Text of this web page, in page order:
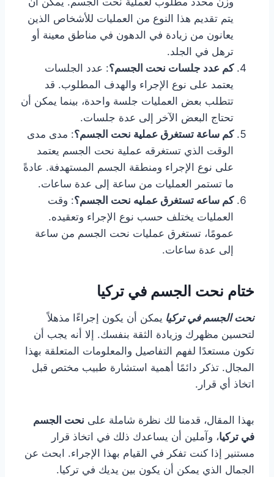
يتم تقديم هذا النوع من العمليات للأشخاص الذين
يعانون من زيادة في الدهون في مناطق معينة أو
ترهل في الجلد.
كم عدد جلسات نحت الجسم؟: عدد الجلسات
يعتمد على نوع الإجراء والهدف المطلوب. قد
تتطلب بعض العمليات جلسة واحدة، بينما يمكن أن
تحتاج البعض الآخر إلى عدة جلسات.
كم ساعة تستغرق عملية نحت الجسم؟: مدى مدى
الوقت الذي تستغرقه عملية نحت الجسم يعتمد
على نوع الإجراء ومنطقة الجسم المستهدفة. عادةً
ما تستمر العمليات من ساعة إلى عدة ساعات.
كم ساعه تستغرق عمليه نحت الجسم؟: وقت
العمليات يختلف حسب نوع الإجراء وتعقيده.
عمومًا، تستغرق عمليات نحت الجسم من ساعة
إلى عدة ساعات.
ختام نحت الجسم في تركيا
نحت الجسم في تركيا يمكن أن يكون إجراءًا مذهلاً
لتحسين مظهرك وزيادة الثقة بنفسك. إلا أنه يجب أن
تكون مستعدًا لفهم التفاصيل والمعلومات المتعلقة بهذا
المجال. تذكر دائمًا أهمية استشارة طبيب مختص قبل
اتخاذ أي قرار.
بهذا المقال، قدمنا لك نظرة شاملة على نحت الجسم
في تركيا، وآملين أن يساعدك ذلك في اتخاذ قرار
مستنير إذا كنت تفكر في القيام بهذا الإجراء. ابحث عن
الجمال الذي يمكن أن يكون بين يديك في تركيا.